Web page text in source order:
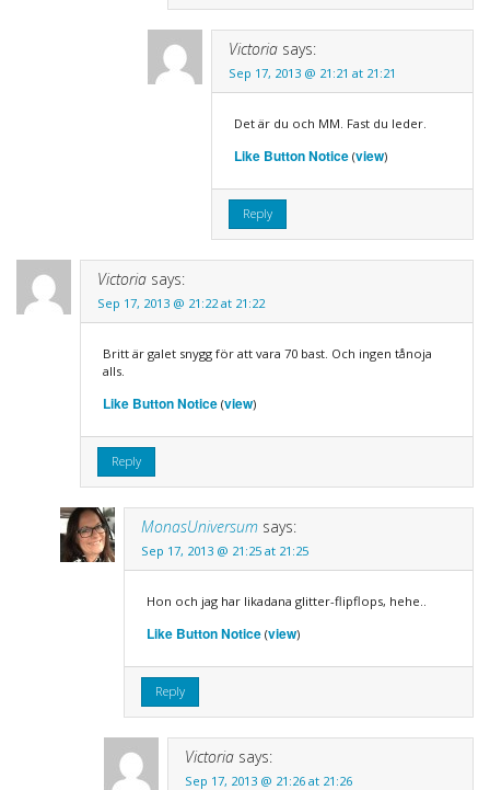
Victoria says:
Sep 17, 2013 @ 21:21 at 21:21
Det är du och MM. Fast du leder.
Like Button Notice(view)
Reply
Victoria says:
Sep 17, 2013 @ 21:22 at 21:22
Britt är galet snygg för att vara 70 bast. Och ingen tånoja
alls.
Like Button Notice(view)
Reply
MonasUniversum says:
Sep 17, 2013 @ 21:25 at 21:25
Hon och jag har likadana glitter-flipflops, hehe..
Like Button Notice(view)
Reply
Victoria says:
Sep 17, 2013 @ 21:26 at 21:26